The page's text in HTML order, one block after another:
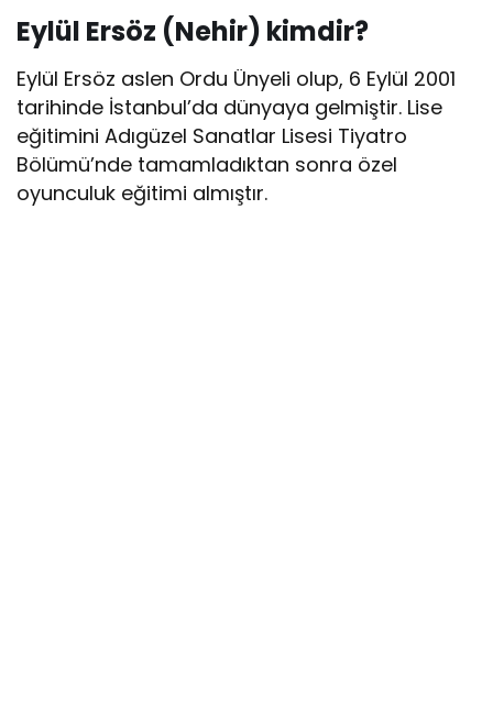
Eylül Ersöz (Nehir) kimdir?
Eylül Ersöz aslen Ordu Ünyeli olup, 6 Eylül 2001
tarihinde İstanbul’da dünyaya gelmiştir. Lise
eğitimini Adıgüzel Sanatlar Lisesi Tiyatro
Bölümü’nde tamamladıktan sonra özel
oyunculuk eğitimi almıştır.